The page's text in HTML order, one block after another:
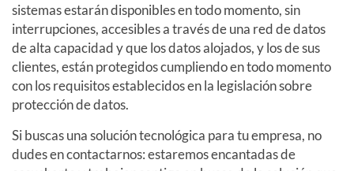
sistemas estarán disponibles en todo momento, sin
interrupciones, accesibles a través de una red de datos
de alta capacidad y que los datos alojados, y los de sus
clientes, están protegidos cumpliendo en todo momento
con los requisitos establecidos en la legislación sobre
protección de datos.
Si buscas una solución tecnológica para tu empresa, no
dudes en contactarnos: estaremos encantadas de